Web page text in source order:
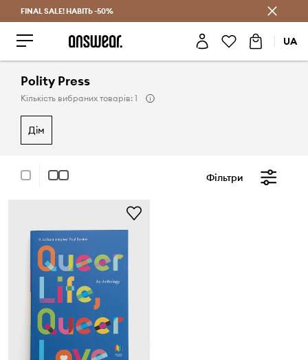
Заощаджуй з Answear Club
FINAL SALE! НАВІТЬ -50%
UA
Polity Press
Кількість вибраних товарів: 1
дім
Фільтри